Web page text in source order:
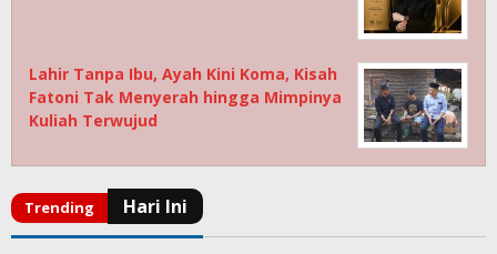
Lahir Tanpa Ibu, Ayah Kini Koma, Kisah
Fatoni Tak Menyerah hingga Mimpinya
Kuliah Terwujud